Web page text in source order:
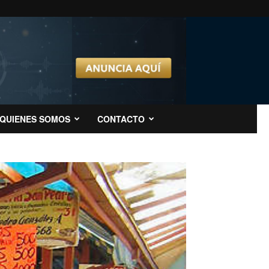
QUIENES SOMOS CONTACTO